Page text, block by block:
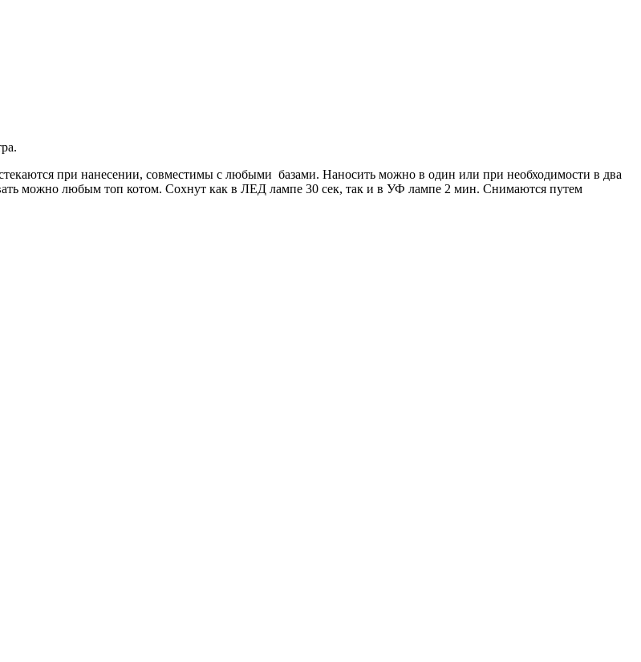
при нанесении, совместимы с любыми базами. Наносить можно в один или при необходимости в два
можно любым топ котом. Сохнут как в ЛЕД лампе 30 сек, так и в УФ лампе 2 мин. Снимаются путем